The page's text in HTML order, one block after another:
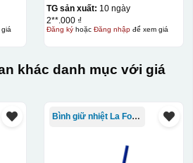
TG sản xuất: 10 ngày
2**.000 ₫
Đăng kýhoặc Đăng nhậpđể xem giá
khác danh mục với giá
Bình giữ nhiệt La Fonte